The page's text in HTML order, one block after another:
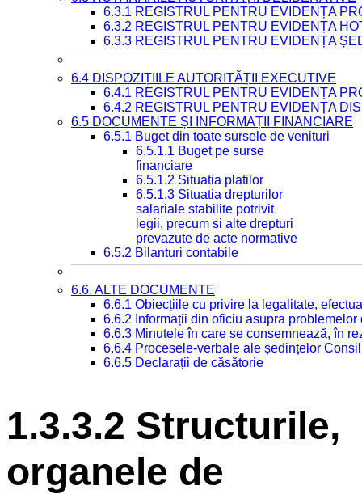
6.3.1 REGISTRUL PENTRU EVIDENȚA
6.3.2 REGISTRUL PENTRU EVIDENȚA
6.3.3 REGISTRUL PENTRU EVIDENȚA
6.4 DISPOZIȚIILE AUTORITĂȚII EXECUTIVE
6.4.1 REGISTRUL PENTRU EVIDENȚA
6.4.2 REGISTRUL PENTRU EVIDENȚA
6.5 DOCUMENTE ȘI INFORMAȚII FINANCIARE
6.5.1 Buget din toate sursele de venituri
6.5.1.1 Buget pe surse
financiare
6.5.1.2 Situatia platilor
6.5.1.3 Situatia drepturilor
salariale stabilite potrivit
legii, precum si alte drepturi
prevazute de acte normative
6.5.2 Bilanturi contabile
6.6. ALTE DOCUMENTE
6.6.1 Obiecțiile cu privire la legalitate,
6.6.2 Informații din oficiu asupra
6.6.3 Minutele în care se consemnează, în
6.6.4 Procesele-verbale ale ședințelor
6.6.5 Declarații de căsătorie
1.3.3.2 Structurile,
organele de